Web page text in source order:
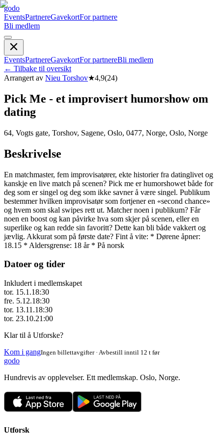
godo
EventsPartnereGavekortFor partnere
Bli medlem
EventsPartnereGavekortFor partnereBli medlem
← Tilbake til oversikt
Arrangert av Nieu Torshov★4,9(24)
Pick Me - et improvisert humorshow om
dating
64, Vogts gate, Torshov, Sagene, Oslo, 0477, Norge, Oslo, Norge
Beskrivelse
En matchmaster, fem improvisatører, ekte historier fra datinglivet og
kanskje en live match på scenen? Pick me er humorshowet både for
deg som er singel og deg som ikke savner å være singel. Publikum
bestemmer hvilken improvisatør som fortjener en «second chance»
og hvem som skal swipes rett ut. Matcher noen i publikum? Får
noen en boost og kan påvirke hva som skjer på scenen, eller en
superlike og kan redde sin favoritt? Dette kan bli både vakkert og
jævlig. Akkurat som på første date? Fint å vite: * Dørene åpner:
18.15 * Aldersgrense: 18 år * På norsk
Datoer og tider
Inkludert i medlemskapet
tor. 15.1.18:30
fre. 5.12.18:30
tor. 13.11.18:30
tor. 23.10.21:00
Klar til å Utforske?
Kom i gangIngen billettavgifter · Avbestill inntil 12 t før
godo
Hundrevis av opplevelser. Ett medlemskap. Oslo, Norge.
Utforsk